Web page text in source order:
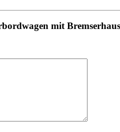
mit